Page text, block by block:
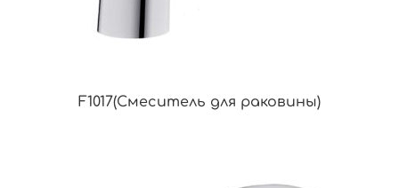
F1017(Смеситель для раковины)